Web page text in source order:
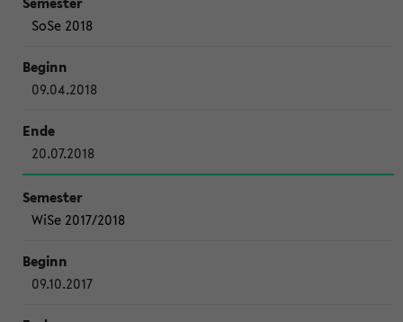
SoSe 2018
09.04.2018
20.07.2018
WiSe 2017/2018
09.10.2017